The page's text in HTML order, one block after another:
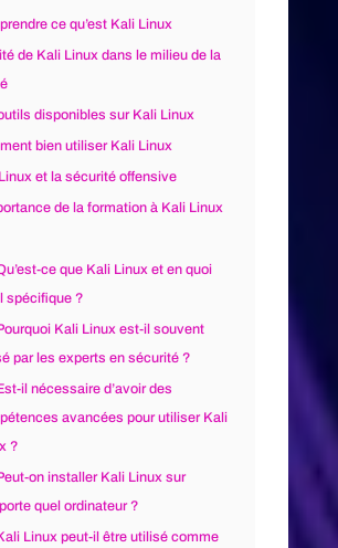
ce qu’est Kali Linux
de Kali Linux dans le milieu de la
disponibles sur Kali Linux
bien utiliser Kali Linux
et la sécurité offensive
de la formation à Kali Linux
ce que Kali Linux et en quoi
spécifique ?
Kali Linux est-il souvent
par les experts en sécurité ?
il nécessaire d’avoir des
avancées pour utiliser Kali
?
on installer Kali Linux sur
quel ordinateur ?
Linux peut-il être utilisé comme